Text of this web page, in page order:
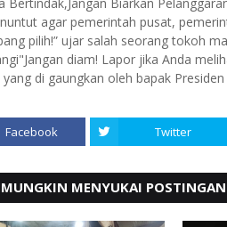
agar pemerintah pusat,
pilih!” ujar salah seorang tokoh
diam! Lapor jika Anda
di gaungkan oleh bapak
Facebook Twitter
MENYUKAI